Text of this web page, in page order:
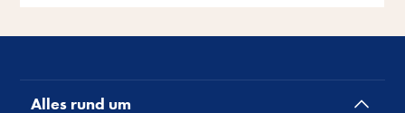
Alles rund um